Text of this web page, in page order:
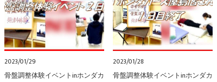
2023/01/29
骨盤調整体験イベントinホンダカ
2023/01/28
骨盤調整体験イベントinホンダカ